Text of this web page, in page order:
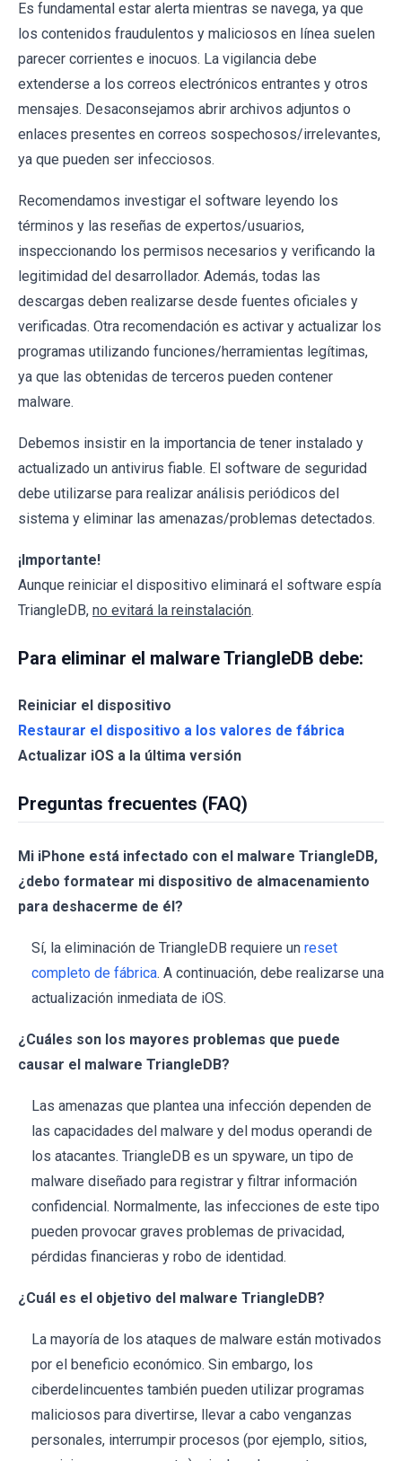
Es fundamental estar alerta mientras se navega, ya que
los contenidos fraudulentos y maliciosos en línea suelen
parecer corrientes e inocuos. La vigilancia debe
extenderse a los correos electrónicos entrantes y otros
mensajes. Desaconsejamos abrir archivos adjuntos o
enlaces presentes en correos sospechosos/irrelevantes,
ya que pueden ser infecciosos.
Recomendamos investigar el software leyendo los
términos y las reseñas de expertos/usuarios,
inspeccionando los permisos necesarios y verificando la
legitimidad del desarrollador. Además, todas las
descargas deben realizarse desde fuentes oficiales y
verificadas. Otra recomendación es activar y actualizar los
programas utilizando funciones/herramientas legítimas,
ya que las obtenidas de terceros pueden contener
malware.
Debemos insistir en la importancia de tener instalado y
actualizado un antivirus fiable. El software de seguridad
debe utilizarse para realizar análisis periódicos del
sistema y eliminar las amenazas/problemas detectados.
¡Importante!
Aunque reiniciar el dispositivo eliminará el software espía
TriangleDB, no evitará la reinstalación.
Para eliminar el malware TriangleDB debe:
Reiniciar el dispositivo
Restaurar el dispositivo a los valores de fábrica
Actualizar iOS a la última versión
Preguntas frecuentes (FAQ)
Mi iPhone está infectado con el malware TriangleDB,
¿debo formatear mi dispositivo de almacenamiento
para deshacerme de él?
Sí, la eliminación de TriangleDB requiere un reset
completo de fábrica. A continuación, debe realizarse una
actualización inmediata de iOS.
¿Cuáles son los mayores problemas que puede
causar el malware TriangleDB?
Las amenazas que plantea una infección dependen de
las capacidades del malware y del modus operandi de
los atacantes. TriangleDB es un spyware, un tipo de
malware diseñado para registrar y filtrar información
confidencial. Normalmente, las infecciones de este tipo
pueden provocar graves problemas de privacidad,
pérdidas financieras y robo de identidad.
¿Cuál es el objetivo del malware TriangleDB?
La mayoría de los ataques de malware están motivados
por el beneficio económico. Sin embargo, los
ciberdelincuentes también pueden utilizar programas
maliciosos para divertirse, llevar a cabo venganzas
personales, interrumpir procesos (por ejemplo, sitios,